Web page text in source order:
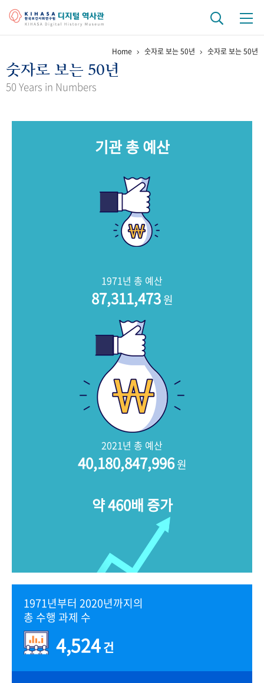
걸어온 길 기관 변천사 역대 기관장
키워드로 보는 연구 역사
문서 기록물 행정박물
Home 숫자로 보는 50년 숫자로 보는 50년
숫자로 보는 50년
50 Years in Numbers
기관 총 예산
1971년 총 예산
87,311,473원
2021년 총 예산
40,180,847,996원
약 460배 증가
1971년부터 2020년까지의
총 수행 과제 수
4,524건